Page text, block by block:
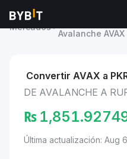
Mercados
Avalanche AVAX
Convertir AVAX a
DE AVALANCHE A
₨
Última actualización: Aug